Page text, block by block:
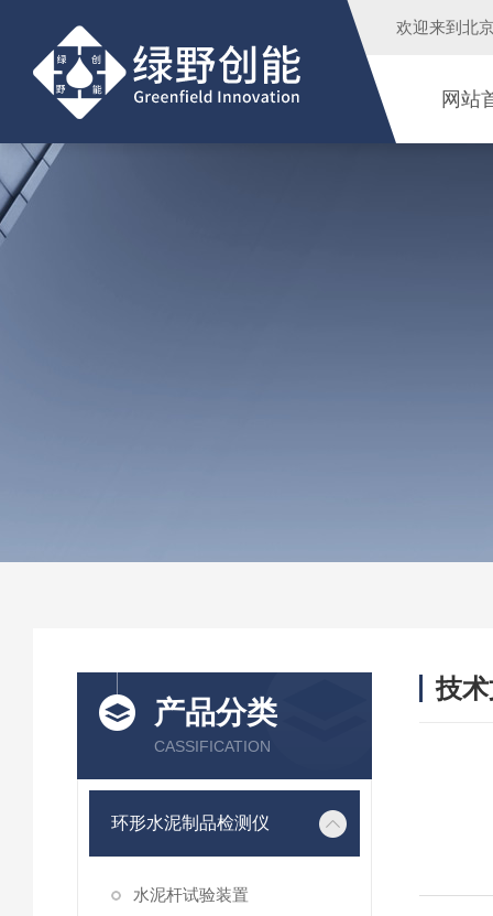
欢迎来到 北
网站
产品分类
CASSIFICATION
环形水泥制品检测仪
水泥杆试验装置
技